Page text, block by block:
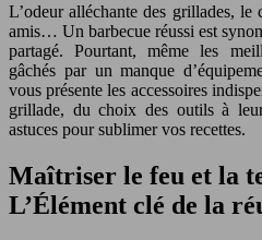
L’odeur alléchante des grillades,
amis… Un barbecue réussi est
partagé. Pourtant, même les
gâchés par un manque
vous présente les accessoires
grillade, du choix des outils à
astuces pour sublimer vos recettes.
Maîtriser le feu et la
L’Élément clé de la